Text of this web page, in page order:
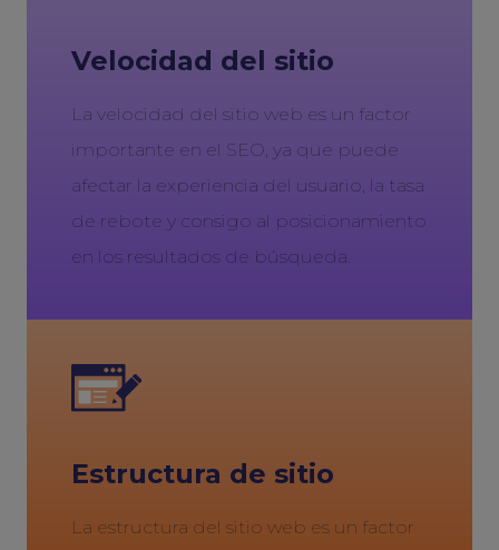
Velocidad del sitio
La velocidad del sitio web es un factor
importante en el SEO, ya que puede
afectar la experiencia del usuario, la tasa
de rebote y consigo al posicionamiento
en los resultados de búsqueda.
Estructura de sitio
La estructura del sitio web es un factor